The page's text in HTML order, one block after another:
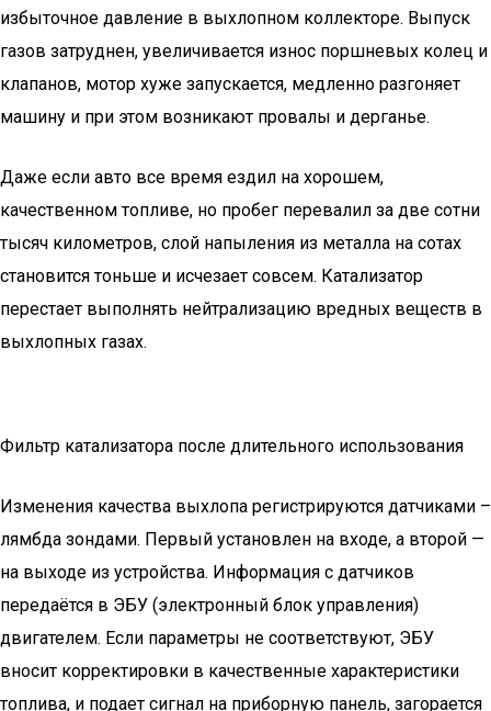
избыточное давление в выхлопном коллекторе. Выпуск
газов затруднен, увеличивается износ поршневых колец и
клапанов, мотор хуже запускается, медленно разгоняет
машину и при этом возникают провалы и дерганье.
Даже если авто все время ездил на хорошем,
качественном топливе, но пробег перевалил за две сотни
тысяч километров, слой напыления из металла на сотах
становится тоньше и исчезает совсем. Катализатор
перестает выполнять нейтрализацию вредных веществ в
выхлопных газах.
Фильтр катализатора после длительного использования
Изменения качества выхлопа регистрируются датчиками –
лямбда зондами. Первый установлен на входе, а второй —
на выходе из устройства. Информация с датчиков
передаётся в ЭБУ (электронный блок управления)
двигателем. Если параметры не соответствуют, ЭБУ
вносит корректировки в качественные характеристики
топлива, и подает сигнал на приборную панель, загорается